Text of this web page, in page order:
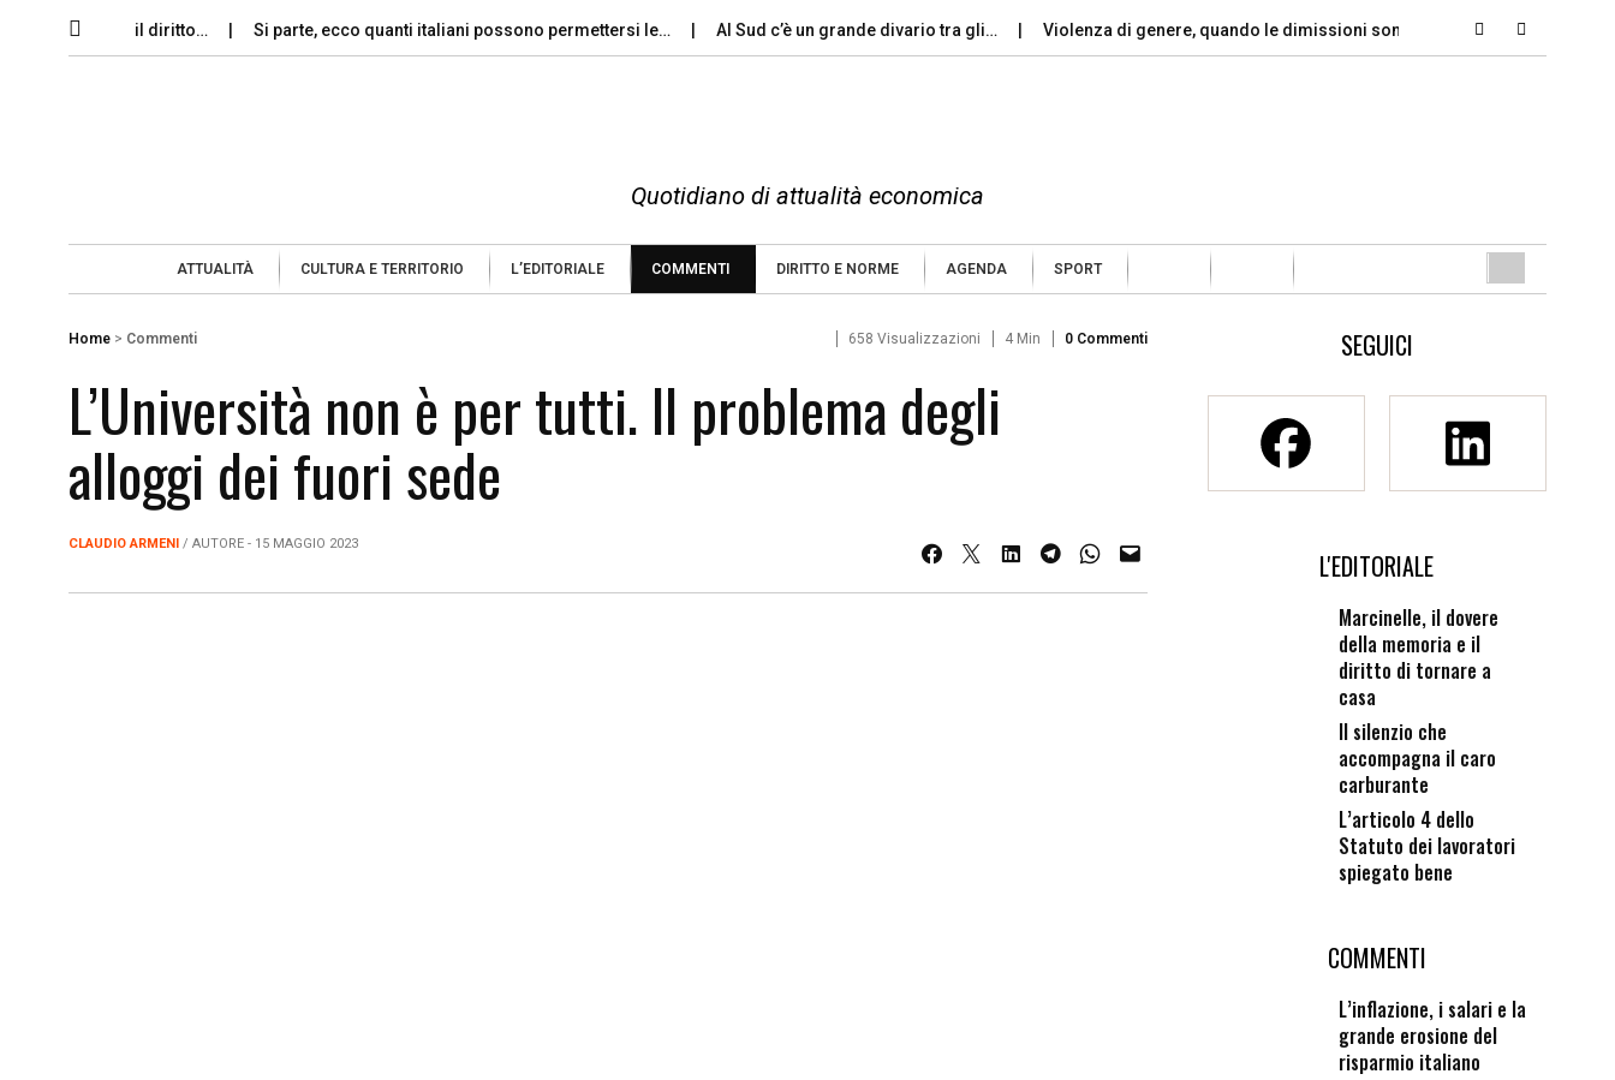
e il diritto… Si parte, ecco quanti italiani possono permettersi le… Al Sud c’è un grande divario tra gli… Violenza di genere, quando le dimissioni sono un… Marcinelle, il
Quotidiano di attualità economica
ATTUALITÀ CULTURA E TERRITORIO L’EDITORIALE COMMENTI DIRITTO E NORME AGENDA SPORT
Home > Commenti 658 Visualizzazioni 4 Min 0 Commenti
L’Università non è per tutti. Il problema degli
alloggi dei fuori sede
CLAUDIO ARMENI / AUTORE - 15 MAGGIO 2023
SEGUICI
L'EDITORIALE
Marcinelle, il dovere
della memoria e il
diritto di tornare a
casa
Il silenzio che
accompagna il caro
carburante
L’articolo 4 dello
Statuto dei lavoratori
spiegato bene
COMMENTI
L’inflazione, i salari e la
grande erosione del
risparmio italiano